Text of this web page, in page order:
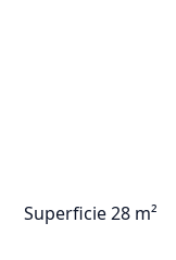
Superficie 28 m²